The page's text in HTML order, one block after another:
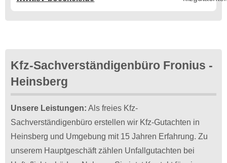
Kfz-Sachverständigenbüro Fronius -
Heinsberg
Unsere Leistungen: Als freies Kfz-
Sachverständigenbüro erstellen wir Kfz-Gutachten in
Heinsberg und Umgebung mit 15 Jahren Erfahrung. Zu
unserem Hauptgeschäft zählen Unfallgutachten bei